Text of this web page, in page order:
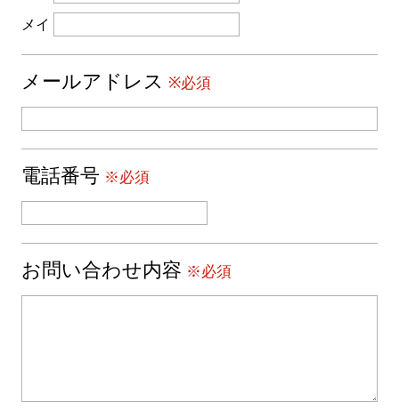
メイ
メールアドレス ※必須
電話番号 ※必須
お問い合わせ内容 ※必須